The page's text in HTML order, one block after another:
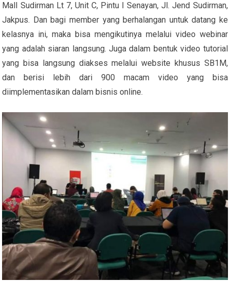
Mall Sudirman Lt 7, Unit C, Pintu I Senayan, Jl. Jend Sudirman,
Jakpus. Dan bagi member yang berhalangan untuk datang ke
kelasnya ini, maka bisa mengikutinya melalui video webinar
yang adalah siaran langsung. Juga dalam bentuk video tutorial
yang bisa langsung diakses melalui website khusus SB1M,
dan berisi lebih dari 900 macam video yang bisa
diimplementasikan dalam bisnis online.